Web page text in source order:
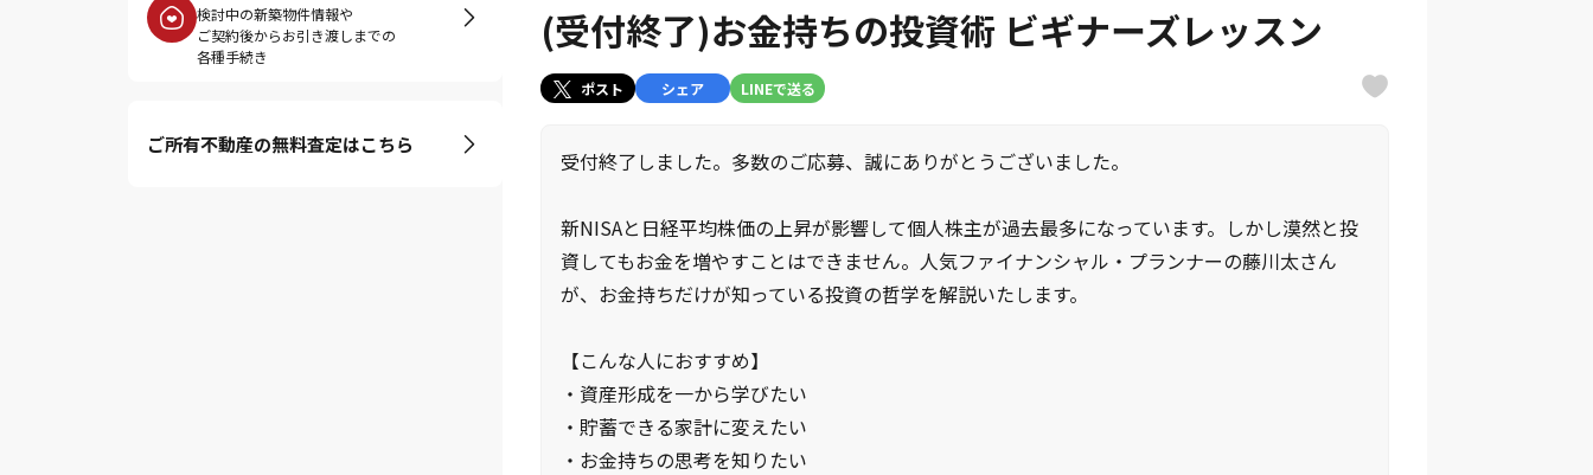
検討中の新築物件情報や
ご契約後からお引き渡しまでの
各種手続き
ご所有不動産の無料査定はこちら
(受付終了)お金持ちの投資術 ビギナーズレッスン
ポスト シェア LINEで送る
受付終了しました。多数のご応募、誠にありがとうございました。
新NISAと日経平均株価の上昇が影響して個人株主が過去最多になっています。しかし漠然と投
資してもお金を増やすことはできません。人気ファイナンシャル・プランナーの藤川太さん
が、お金持ちだけが知っている投資の哲学を解説いたします。
【こんな人におすすめ】
・資産形成を一から学びたい
・貯蓄できる家計に変えたい
・お金持ちの思考を知りたい